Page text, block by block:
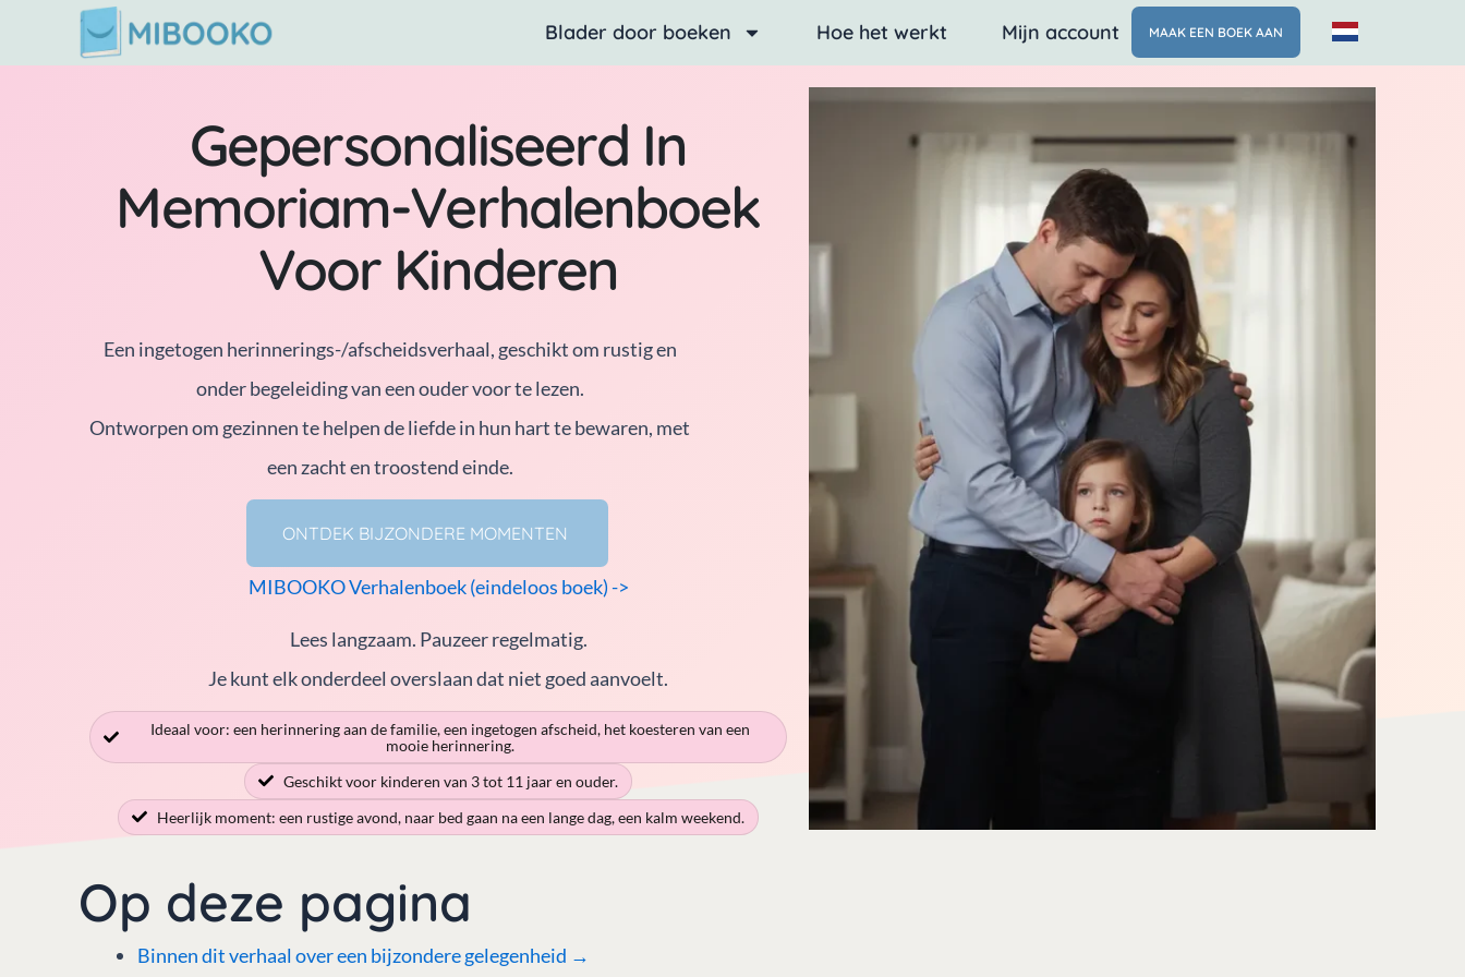
Blader door boeken Hoe het werkt Mijn account MAAK EEN BOEK AAN
Gepersonaliseerd In
Memoriam-Verhalenboek
Voor Kinderen
Een ingetogen herinnerings-/afscheidsverhaal, geschikt om rustig en
onder begeleiding van een ouder voor te lezen.
Ontworpen om gezinnen te helpen de liefde in hun hart te bewaren, met
een zacht en troostend einde.
ONTDEK BIJZONDERE MOMENTEN
MIBOOKO Verhalenboek (eindeloos boek) ->
Lees langzaam. Pauzeer regelmatig.
Je kunt elk onderdeel overslaan dat niet goed aanvoelt.
Ideaal voor: een herinnering aan de familie, een ingetogen afscheid, het koesteren van een
mooie herinnering.
Geschikt voor kinderen van 3 tot 11 jaar en ouder.
Heerlijk moment: een rustige avond, naar bed gaan na een lange dag, een kalm weekend.
Op deze pagina
Binnen dit verhaal over een bijzondere gelegenheid →